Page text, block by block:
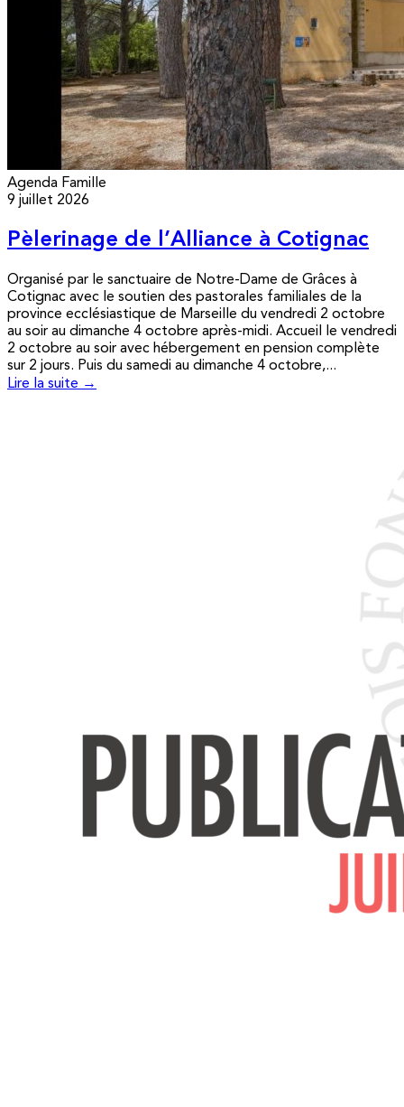
Agenda Famille
9 juillet 2026
Pèlerinage de l’Alliance à Cotignac
Organisé par le sanctuaire de Notre-Dame de Grâces à
Cotignac avec le soutien des pastorales familiales de la
province ecclésiastique de Marseille du vendredi 2 octobre
au soir au dimanche 4 octobre après-midi. Accueil le vendredi
2 octobre au soir avec hébergement en pension complète
sur 2 jours. Puis du samedi au dimanche 4 octobre,...
Lire la suite →